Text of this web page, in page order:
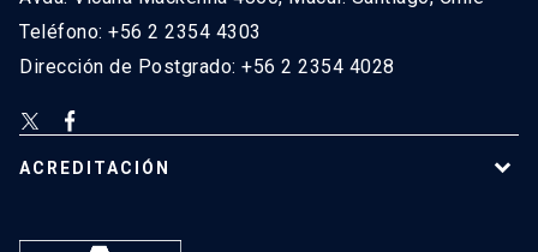
Teléfono: +56 2 2354 4303
Dirección de Postgrado: +56 2 2354 4028
ACREDITACIÓN